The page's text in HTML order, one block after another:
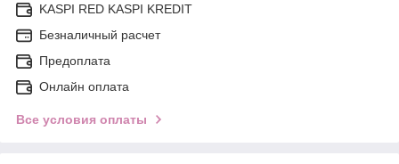
KASPI RED KASPI KREDIT
Безналичный расчет
Предоплата
Онлайн оплата
Все условия оплаты